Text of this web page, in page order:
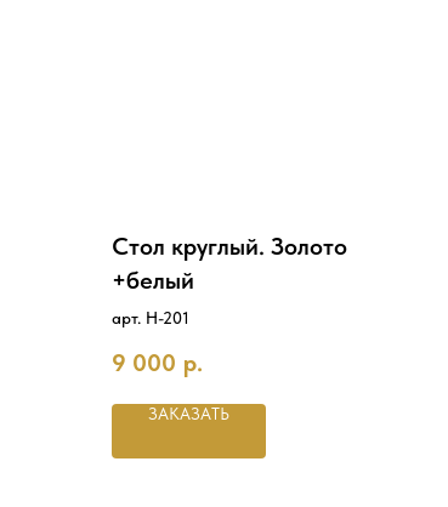
Стол круглый. Золото
+белый
арт. Н-201
9 000 р.
ЗАКАЗАТЬ